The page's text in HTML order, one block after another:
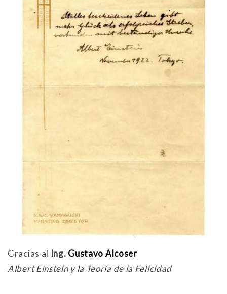
Gracias al Ing. Gustavo Alcoser
Albert Einstein y la Teoría de la Felicidad